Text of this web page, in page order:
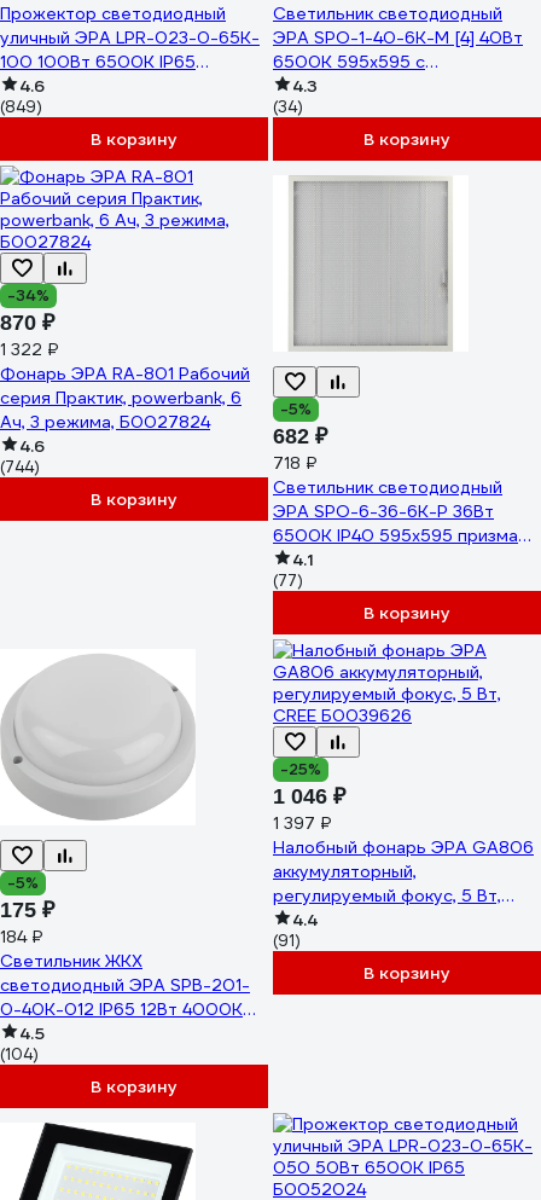
Прожектор светодиодный
уличный ЭРА LPR-023-0-65K-
100 100Вт 6500K IP65
Б0052026
4.6
(849)
В корзину
Светильник светодиодный
ЭРА SPO-1-40-6K-M [4] 40Вт
6500К 595x595 с
равномерной засветкой
матовый Б0041887
4.3
(34)
В корзину
-34%
870 ₽
1 322 ₽
Фонарь ЭРА RA-801 Рабочий
серия Практик, powerbank, 6
Ач, 3 режима, Б0027824
4.6
(744)
В корзину
-5%
682 ₽
718 ₽
Светильник светодиодный
ЭРА SPO-6-36-6K-P 36Вт
6500К IP40 595x595 призма
Б0039056
4.1
(77)
В корзину
-5%
175 ₽
184 ₽
Светильник ЖКХ
светодиодный ЭРА SPB-201-
0-40K-012 IP65 12Вт 4000К
D155 круглый Б0047619
4.5
(104)
В корзину
-25%
1 046 ₽
1 397 ₽
Налобный фонарь ЭРА GA806
аккумуляторный,
регулируемый фокус, 5 Вт,
CREE Б0039626
4.4
(91)
В корзину